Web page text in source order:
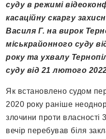
суду в режимі
касаційну скаргу
Василя Г. на вирок
міськрайонного суду
року та ухвалу
суду від 21 лютого
Як встановлено судом
2020 року раніше
злочини проти власності
вечір перебував біля